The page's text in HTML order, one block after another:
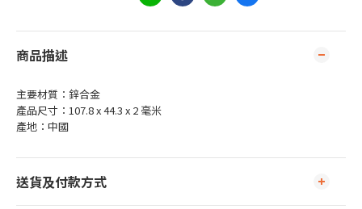
商品描述
主要材質：鋅合金
產品尺寸：107.8 x 44.3 x 2 毫米
產地：中國
送貨及付款方式